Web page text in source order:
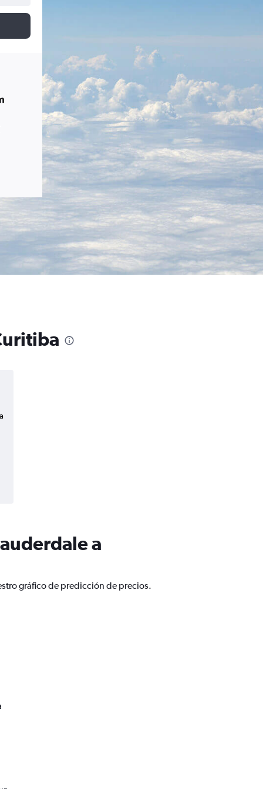
a
gráfico de predicción de precios.